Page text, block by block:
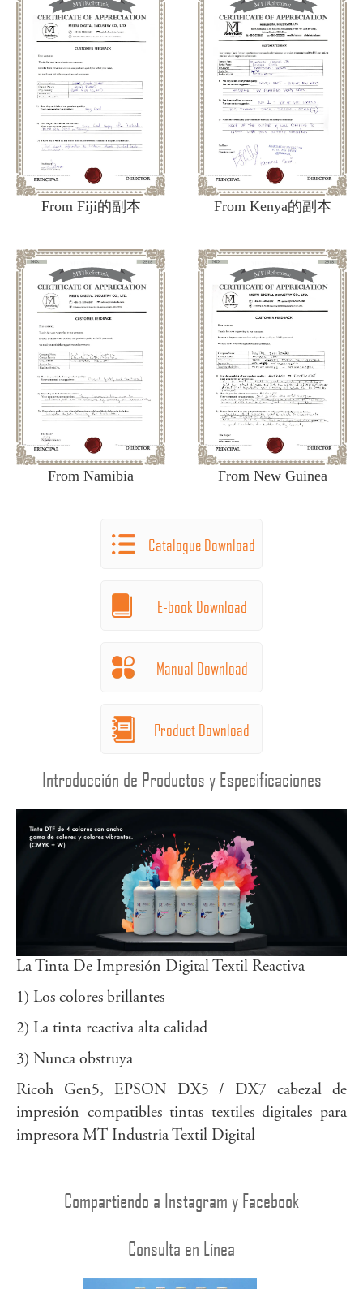
From Fiji的副本 From Kenya的副本
From Namibia From New Guinea
Catalogue Download
E-book Download
Manual Download
Product Download
Introducción de Productos y Especificaciones
La Tinta De Impresión Digital Textil Reactiva
1) Los colores brillantes
2) La tinta reactiva alta calidad
3) Nunca obstruya
Ricoh Gen5, EPSON DX5 / DX7 cabezal de
impresión compatibles tintas textiles digitales para
impresora MT Industria Textil Digital
Compartiendo a Instagram y Facebook
Consulta en Línea